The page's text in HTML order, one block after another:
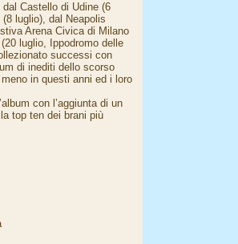
Castello di Udine (6
luglio), dal Neapolis
Arena Civica di Milano
luglio, Ippodromo delle
successi con
di inediti dello scorso
in questi anni ed i loro
con l’aggiunta di un
top ten dei brani più